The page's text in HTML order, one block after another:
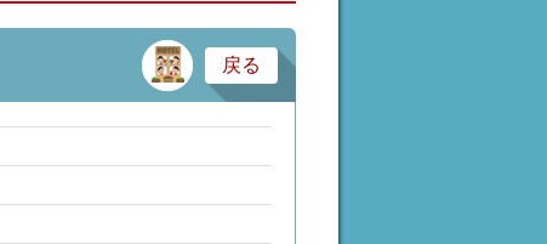
サービス業・医療
戻る